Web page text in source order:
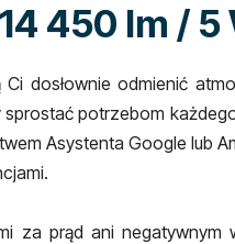
450 lm / 5
dosłownie odmienić
potrzebom
Asystenta Google lub
za prąd ani negatywnym